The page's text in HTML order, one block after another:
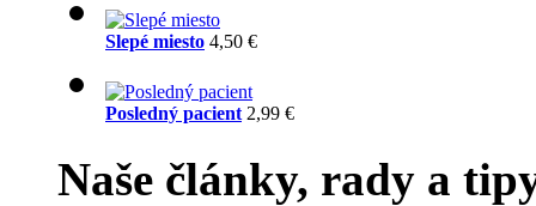
Slepé miesto 4,50 €
Posledný pacient 2,99 €
Naše články, rady a